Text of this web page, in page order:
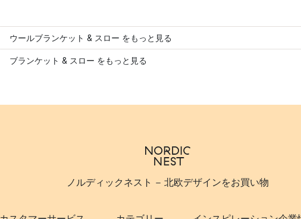
ウールブランケット & スロー をもっと見る
ブランケット & スロー をもっと見る
ノルディックネスト - 北欧デザインをお買い物